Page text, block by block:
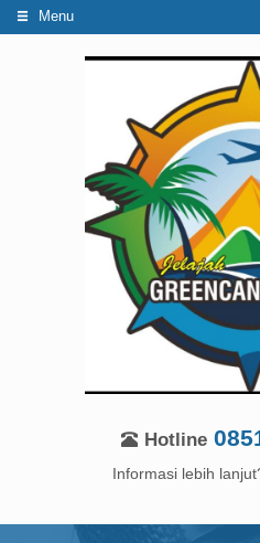
Menu
Hotline
Informasi lebih